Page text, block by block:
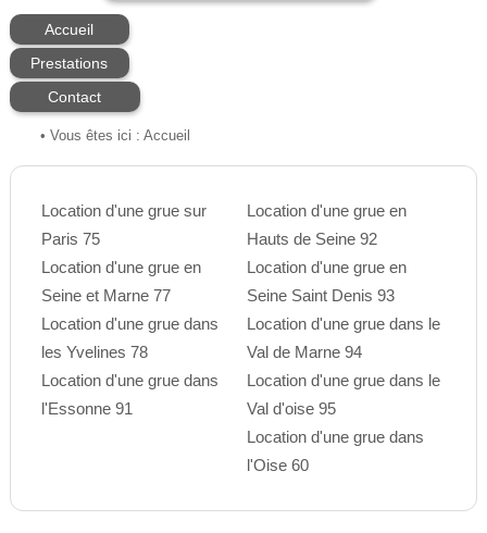
Accueil
Prestations
Contact
• Vous êtes ici : Accueil
Location d'une grue sur
Paris 75
Location d'une grue en
Seine et Marne 77
Location d'une grue dans
les Yvelines 78
Location d'une grue dans
l'Essonne 91
Location d'une grue en
Hauts de Seine 92
Location d'une grue en
Seine Saint Denis 93
Location d'une grue dans le
Val de Marne 94
Location d'une grue dans le
Val d'oise 95
Location d'une grue dans
l'Oise 60